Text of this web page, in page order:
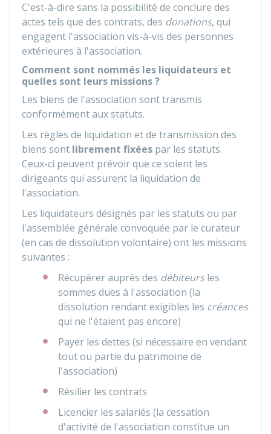
C'est-à-dire sans la possibilité de conclure des
actes tels que des contrats, des donations, qui
engagent l'association vis-à-vis des personnes
extérieures à l'association.
Comment sont nommés les liquidateurs et
quelles sont leurs missions ?
Les biens de l'association sont transmis
conformément aux statuts.
Les règles de liquidation et de transmission des
biens sont librement fixées par les statuts.
Ceux-ci peuvent prévoir que ce soient les
dirigeants qui assurent la liquidation de
l'association.
Les liquidateurs désignés par les statuts ou par
l'assemblée générale convoquée par le curateur
(en cas de dissolution volontaire) ont les missions
suivantes :
Récupérer auprès des débiteursles
sommes dues à l'association (la
dissolution rendant exigibles les créances
qui ne l'étaient pas encore)
Payer les dettes (si nécessaire en vendant
tout ou partie du patrimoine de
l'association)
Résilier les contrats
Licencier les salariés (la cessation
d'activité de l'association constitue un